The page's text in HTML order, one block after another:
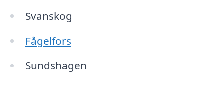
Svanskog
Fågelfors
Sundshagen